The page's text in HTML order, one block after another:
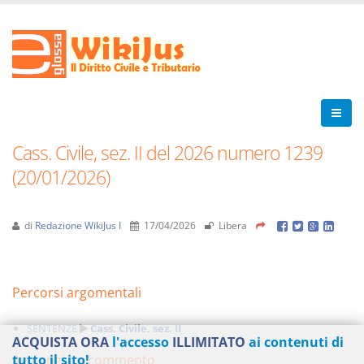
Cass. Civile, sez. II del 2026 numero 1239
(20/01/2026)
di Redazione WikiJus I 17/04/2026 Libera
Percorsi argomentali
SENTENZE Cass. Civile, sez. II
Aggiungi un commento
ACQUISTA ORA l'accesso ILLIMITATO ai contenuti di
tutto il sito!